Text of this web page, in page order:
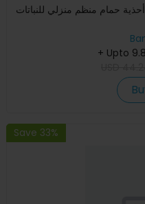
حمام منظم منزلي للنباتات
+ Upto
Save 33%